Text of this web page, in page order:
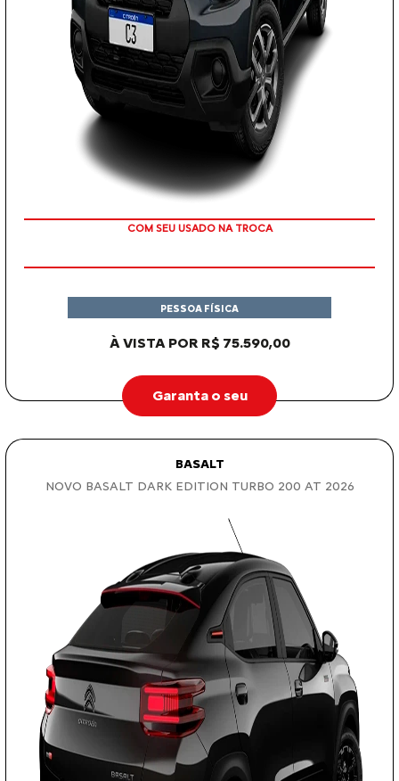
COM SEU USADO NA TROCA
À VISTA POR R$ 75.590,00
PESSOA FÍSICA
Garanta o seu
BASALT
NOVO BASALT DARK EDITION TURBO 200 AT 2026